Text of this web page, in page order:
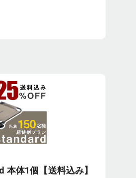
本体1個【送料込み】